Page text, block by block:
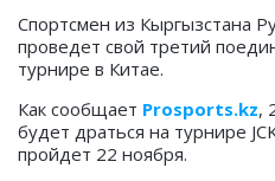
Спортсмен из Кыргызстана
проведет свой третий
турнире в Китае.
Как сообщает Prosports.kz,
будет драться на турнире
пройдет 22 ноября.